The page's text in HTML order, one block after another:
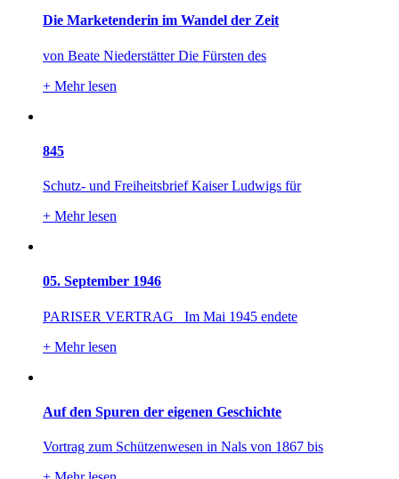
Die Marketenderin im Wandel der Zeit
von Beate Niederstätter Die Fürsten des
+ Mehr lesen
845
Schutz- und Freiheitsbrief Kaiser Ludwigs für
+ Mehr lesen
05. September 1946
PARISER VERTRAG Im Mai 1945 endete
+ Mehr lesen
Auf den Spuren der eigenen Geschichte
Vortrag zum Schützenwesen in Nals von 1867 bis